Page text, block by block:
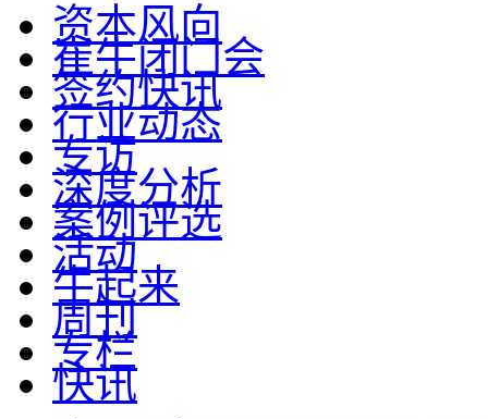
资本风向
崔牛闭门会
签约快讯
行业动态
专访
深度分析
案例评选
活动
牛起来
周刊
专栏
快讯